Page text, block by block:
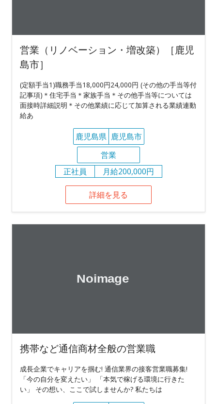
営業（リノベーション・増改築）［鹿児
島市］
(定額手当1)職務手当18,000円24,000円 (その他の手当等付
記事項)＊住宅手当＊家族手当＊その他手当等については
面接時詳細説明＊その他業績に応じて加算される業績連動
給あ
鹿児島県 鹿児島市
営業
正社員
月給200,000円
詳細を見る
携帯など通信商材全般の営業職
成長企業でキャリアを掴む! 通信業界の接客営業職募集!
「今の自分を変えたい」 「本気で稼げる環境に行きた
い」 その想い、ここで試しませんか? 私たちは